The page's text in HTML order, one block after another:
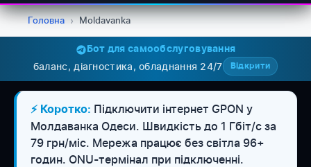
Головна › Moldavanka
Бот для самообслуговування
баланс, діагностика, обладнання 24/7 Відкрити
⚡ Коротко: Підключити інтернет GPON у
Молдаванка Одеси. Швидкість до 1 Гбіт/с за
79 грн/міс. Мережа працює без світла 96+
годин. ONU-термінал при підключенні.
WESTELECOM
Онлайн-підтримка